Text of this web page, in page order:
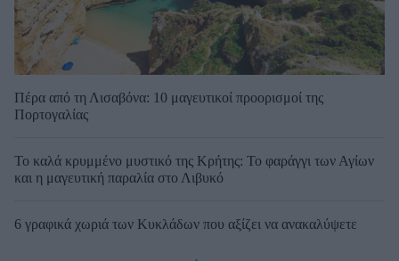
Πέρα από τη Λισαβόνα: 10 μαγευτικοί προορισμοί της
Πορτογαλίας
Το καλά κρυμμένο μυστικό της Κρήτης: Το φαράγγι των Αγίων
και η μαγευτική παραλία στο Λιβυκό
6 γραφικά χωριά των Κυκλάδων που αξίζει να ανακαλύψετε